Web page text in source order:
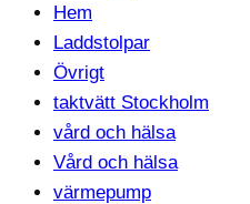
Hem
Laddstolpar
Övrigt
taktvätt Stockholm
vård och hälsa
Vård och hälsa
värmepump